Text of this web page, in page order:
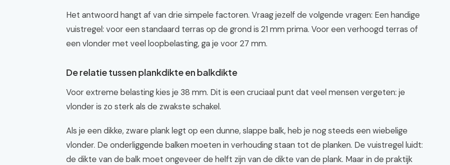
Het antwoord hangt af van drie simpele factoren. Vraag jezelf de volgende vragen: Een handige
vuistregel: voor een standaard terras op de grond is 21 mm prima. Voor een verhoogd terras of
een vlonder met veel loopbelasting, ga je voor 27 mm.
De relatie tussen plankdikte en balkdikte
Voor extreme belasting kies je 38 mm. Dit is een cruciaal punt dat veel mensen vergeten: je
vlonder is zo sterk als de zwakste schakel.
Als je een dikke, zware plank legt op een dunne, slappe balk, heb je nog steeds een wiebelige
vlonder. De onderliggende balken moeten in verhouding staan tot de planken. De vuistregel luidt:
de dikte van de balk moet ongeveer de helft zijn van de dikte van de plank. Maar in de praktijk